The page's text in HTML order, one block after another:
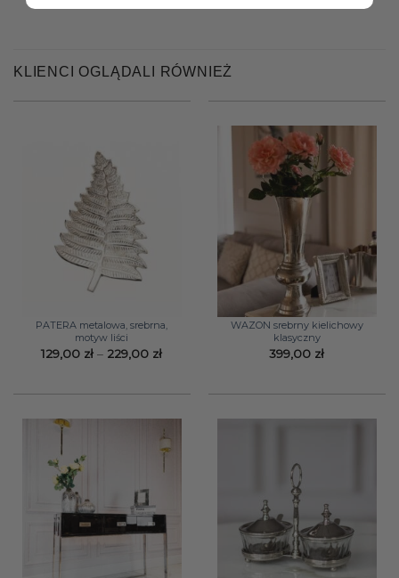
KLIENCI OGLĄDALI RÓWNIEŻ
PATERA metalowa, srebrna,
motyw liści
129,00 zł – 229,00 złZakres
do
WAZON srebrny kielichowy
klasyczny
399,00 zł